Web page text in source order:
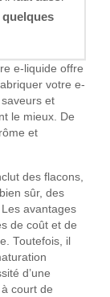
quelques
e-liquide offre
votre e-
et
le mieux. De
et
des flacons,
sûr, des
avantages
de coût et de
Toutefois, il
d’une
court de